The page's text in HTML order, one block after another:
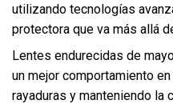
utilizando tecnologías
protectora que va más allá
Lentes endurecidas de
un mejor comportamiento
rayaduras y manteniendo la